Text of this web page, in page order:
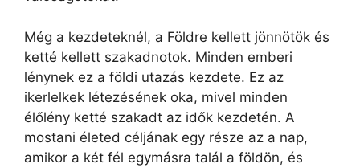
Még a kezdeteknél, a Földre kellett jönnötök és
ketté kellett szakadnotok. Minden emberi
lénynek ez a földi utazás kezdete. Ez az
ikerlelkek létezésének oka, mivel minden
élőlény ketté szakadt az idők kezdetén. A
mostani életed céljának egy része az a nap,
amikor a két fél egymásra talál a földön, és